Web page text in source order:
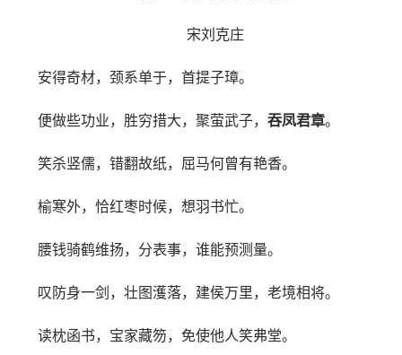
宋刘克庄
安得奇材，颈系单于，首提子璋。
便做些功业，胜穷措大，聚萤武子， 吞凤君章。
笑杀竖儒，错翻故纸，屈马何曾有艳香。
榆寒外，恰红枣时候，想羽书忙。
腰钱骑鹤维扬，分表事，谁能预测量。
叹防身一剑，壮图濩落，建侯万里，老境相将。
读枕函书，宝家藏笏，免使他人笑弗堂。